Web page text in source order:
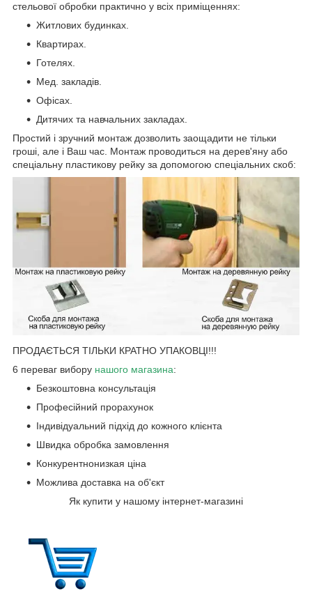
стельової обробки практично у всіх приміщеннях:
Житлових будинках.
Квартирах.
Готелях.
Мед. закладів.
Офісах.
Дитячих та навчальних закладах.
Простий і зручний монтаж дозволить заощадити не тільки
гроші, але і Ваш час. Монтаж проводиться на дерев'яну або
спеціальну пластикову рейку за допомогою спеціальних скоб:
ПРОДАЄТЬСЯ ТІЛЬКИ КРАТНО УПАКОВЦІ!!!
6 переваг вибору нашого магазина:
Безкоштовна консультація
Професійний прорахунок
Індивідуальний підхід до кожного клієнта
Швидка обробка замовлення
Конкурентнонизкая ціна
Можлива доставка на об'єкт
Як купити у нашому інтернет-магазині